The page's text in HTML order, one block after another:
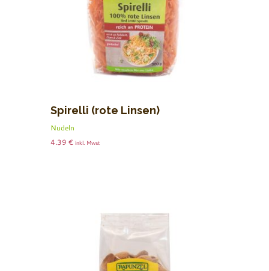
Spirelli (rote Linsen)
Nudeln
4.39 € inkl. Mwst